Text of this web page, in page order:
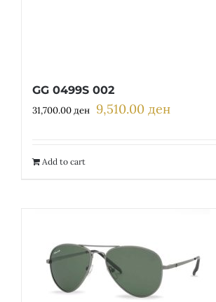
GG 0499S 002
31,700.00ден Original
9,510.00 денCurrent
Add to cart